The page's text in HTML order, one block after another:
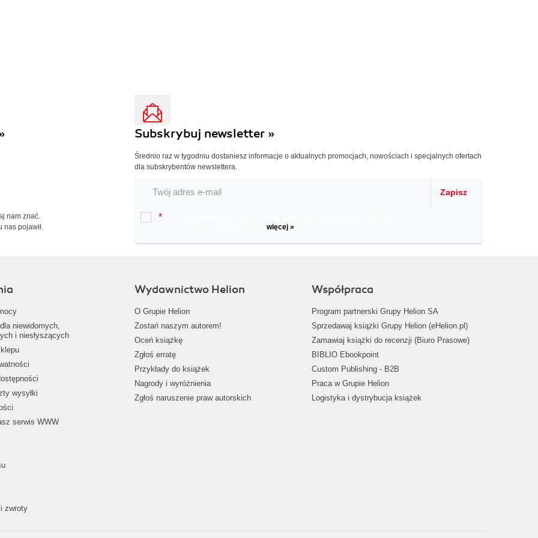
nam znać.
nas pojawił.
Subskrybuj newsletter »
Średnio raz w tygodniu dostaniesz informacje o aktualnych promocjach, nowościach i specjalnych ofertach
dla subskrybentów newslettera.
Zapisz
*
więcej »
niewidomych,
i niesłyszących
wysyłki
serwis WWW
zwroty
Wydawnictwo Helion
O Grupie Helion
Zostań naszym autorem!
Oceń książkę
Zgłoś erratę
Przykłady do książek
Nagrody i wyróżnienia
Zgłoś naruszenie praw autorskich
Współpraca
Program partnerski Grupy Helion SA
Sprzedawaj książki Grupy Helion (eHelion.pl)
Zamawiaj książki do recenzji (Biuro Prasowe)
BIBLIO Ebookpoint
Custom Publishing - B2B
Praca w Grupie Helion
Logistyka i dystrybucja książek